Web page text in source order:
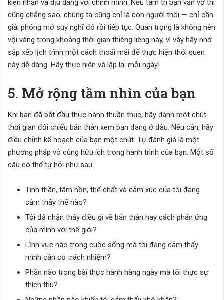
kiên nhẫn và dịu dàng với chính mình. Nếu tâm trí bạn vẩn vơ thì
cũng chẳng sao, chúng ta cũng chỉ là con người thôi — chỉ cần
giải phóng mớ suy nghĩ đó rồi tiếp tục. Quan trọng là không nên
vội vàng trong khoảng thời gian thiêng liêng này, vì vậy hãy nhớ
sắp xếp lịch trình một cách thoải mái để thực hiện thói quen
này dễ dàng. Hãy thực hiện và lặp lại mỗi ngày!
5. Mở rộng tầm nhìn của bạn
Khi bạn đã bắt đầu thực hành thuần thục, hãy dành một chút
thời gian đối chiếu bản thân xem bạn đang ở đâu. Nếu cần, hãy
điều chỉnh kế hoạch của bạn một chút. Tự đánh giá là một
phương pháp vô cùng hữu ích trong hành trình của bạn. Một số
câu có thể tự hỏi như sau:
Tinh thần, tâm hồn, thể chất và cảm xúc của tôi đang
cảm thấy thế nào?
Tôi đã nhận thấy điều gì về bản thân hay cách phản ứng
của mình với thế giới?
Lĩnh vực nào trong cuộc sống mà tôi đang cảm thấy
mình cần có trách nhiệm?
Phần nào trong bài thực hành hàng ngày mà tôi thực sự
thích thú?